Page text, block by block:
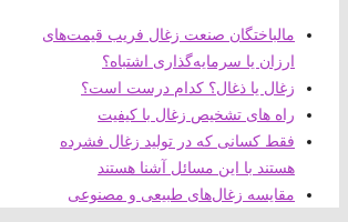
مالباختگان صنعت زغال فریب قیمت‌های
ارزان یا سرمایه‌گذاری اشتباه؟
زغال یا ذغال؟ کدام درست است؟
راه های تشخیص زغال با کیفیت
فقط کسانی که در تولید زغال فشرده
هستند با این مسائل آشنا هستند
مقایسه زغال‌های طبیعی و مصنوعی